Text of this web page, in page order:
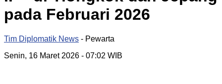
pada Februari 2026
Tim Diplomatik News - Pewarta
Senin, 16 Maret 2026 - 07:02 WIB